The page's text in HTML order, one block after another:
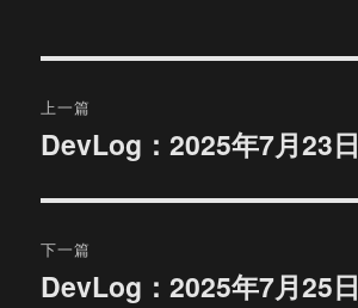
章
航
上一篇
上
文
章：
DevLog：2025年7月23日
下一篇
下
DevLog：2025年7月25日